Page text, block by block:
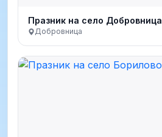
Празник на село Добровница
Добровница